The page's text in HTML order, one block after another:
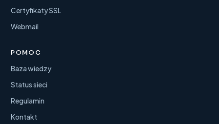
Certyfikaty SSL
Webmail
POMOC
Baza wiedzy
Status sieci
Regulamin
Kontakt